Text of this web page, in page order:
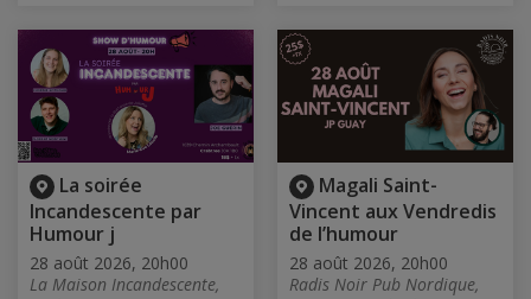
La soirée
Incandescente par
Humour j
28 août 2026, 20h00
La Maison Incandescente,
Magali Saint-
Vincent aux Vendredis
de l’humour
28 août 2026, 20h00
Radis Noir Pub Nordique,